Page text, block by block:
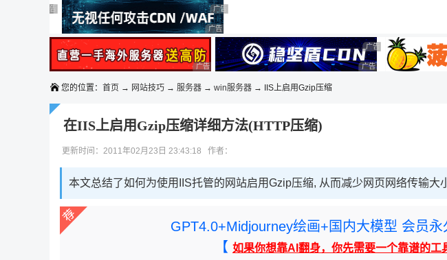
广告 商业广告，理性选择
广告 商业广告，理性选择
广告 商业广告，理性选择
广告 商业广告，理性选择
广告 商业广告，理性选择
广告 商业广告，理性选择 广告 商业广告，理性选择
广告 商业广告，理性选择
您的位置： 首页 → 网站技巧 → 服务器 → win服务器 → IIS上启用Gzip压缩
在IIS上启用Gzip压缩详细方法(HTTP压缩)
更新时间：2011年02月23日 23:43:18 作者：
本文总结了如何为使用IIS托管的网站启用Gzip压缩, 从而减少网页网络传输大
GPT4.0+Midjourney绘画+国内大模型 会员永
【 如果你想靠AI翻身，你先需要一个靠谱的工